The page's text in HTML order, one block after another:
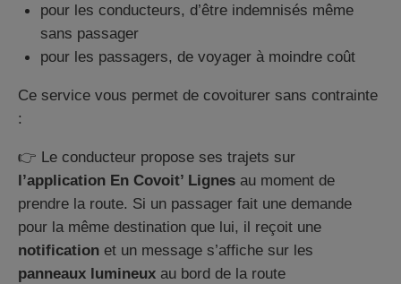
pour les conducteurs, d’être indemnisés même
sans passager
pour les passagers, de voyager à moindre coût
Ce service vous permet de covoiturer sans contrainte
:
👉 Le conducteur propose ses trajets sur
l’application En Covoit’ Lignes au moment de
prendre la route. Si un passager fait une demande
pour la même destination que lui, il reçoit une
notification et un message s’affiche sur les
panneaux lumineux au bord de la route